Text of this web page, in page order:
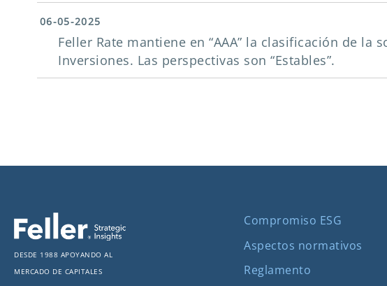
06-05-2025
Feller Rate mantiene en “AAA” la clasificación de la
Inversiones. Las perspectivas son “Estables”.
Desde 1988 apoyando al
mercado de capitales
Compromiso ESG
Aspectos normativos
Reglamento